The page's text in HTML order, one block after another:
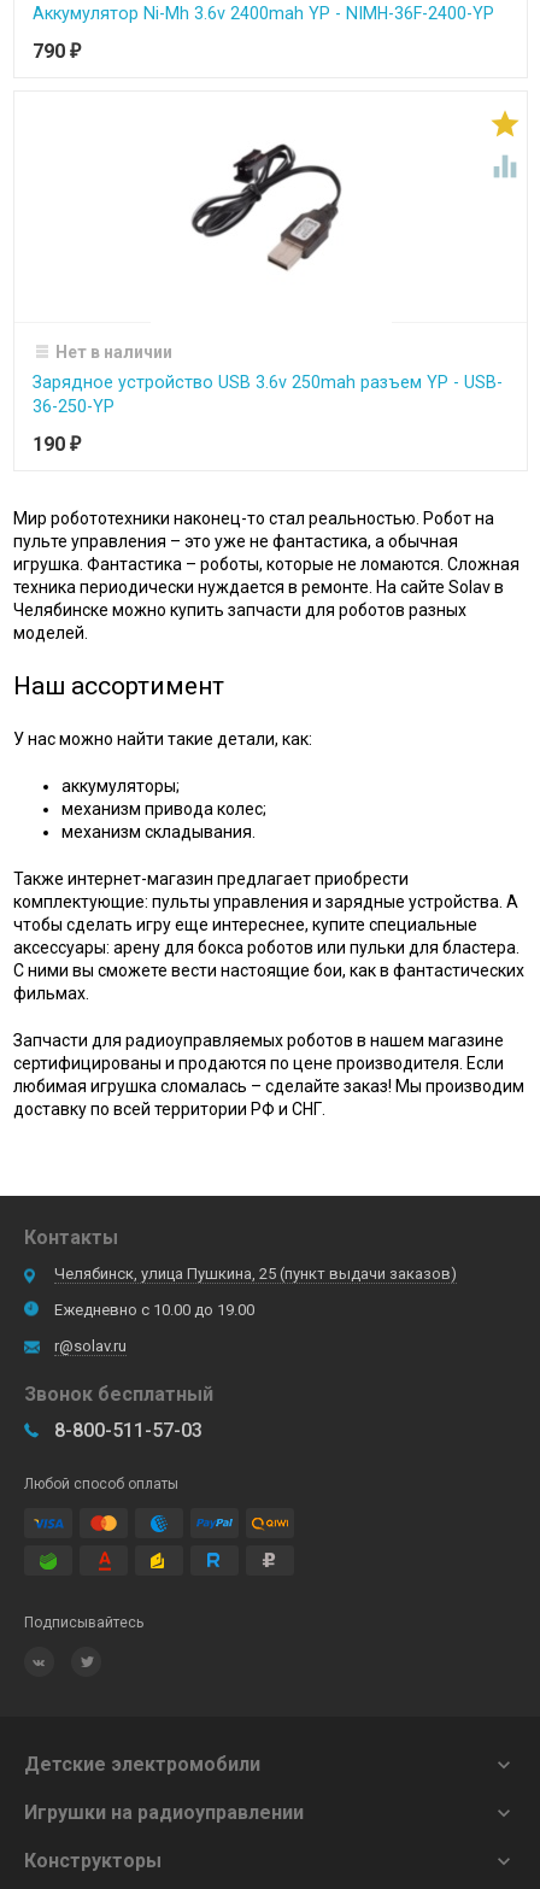
Аккумулятор Ni-Mh 3.6v 2400mah YP - NIMH-36F-2400-YP
790 ₽


Нет в наличии
Зарядное устройство USB 3.6v 250mah разъем YP - USB-
36-250-YP
190 ₽
Мир робототехники наконец-то стал реальностью. Робот на
пульте управления – это уже не фантастика, а обычная
игрушка. Фантастика – роботы, которые не ломаются. Сложная
техника периодически нуждается в ремонте. На сайте Solav в
Челябинске можно купить запчасти для роботов разных
моделей.
Наш ассортимент
У нас можно найти такие детали, как:
аккумуляторы;
механизм привода колес;
механизм складывания.
Также интернет-магазин предлагает приобрести
комплектующие: пульты управления и зарядные устройства. А
чтобы сделать игру еще интереснее, купите специальные
аксессуары: арену для бокса роботов или пульки для бластера.
С ними вы сможете вести настоящие бои, как в фантастических
фильмах.
Запчасти для радиоуправляемых роботов в нашем магазине
сертифицированы и продаются по цене производителя. Если
любимая игрушка сломалась – сделайте заказ! Мы производим
доставку по всей территории РФ и СНГ.
Контакты
Челябинск, улица Пушкина, 25 (пункт выдачи заказов)
Ежедневно с 10.00 до 19.00
r@solav.ru
Звонок бесплатный
8-800-511-57-03
Любой способ оплаты
Подписывайтесь
Детские электромобили 
Игрушки на радиоуправлении 
Конструкторы 